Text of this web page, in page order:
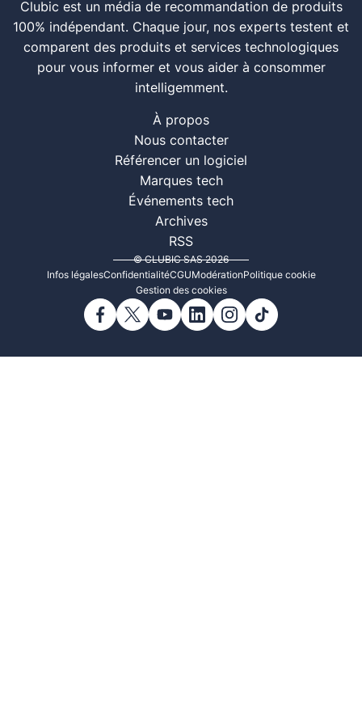
Clubic est un média de recommandation de produits
100% indépendant. Chaque jour, nos experts testent et
comparent des produits et services technologiques
pour vous informer et vous aider à consommer
intelligemment.
À propos
Nous contacter
Référencer un logiciel
Marques tech
Événements tech
Archives
RSS
© CLUBIC SAS 2026
Infos légalesConfidentialitéCGUModérationPolitique cookie
Gestion des cookies